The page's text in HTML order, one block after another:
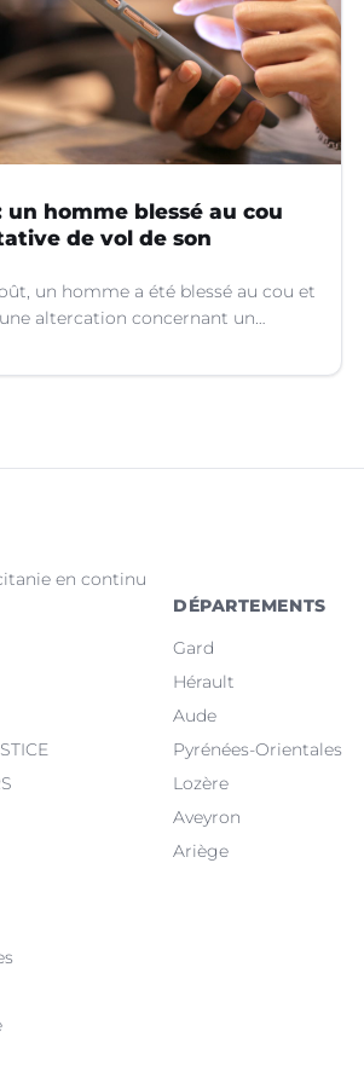
homme blessé au cou
de vol de son
un homme a été blessé au cou et
altercation concernant un
à Montpellier (Hérault).
en continu
DÉPARTEMENTS
Gard
Hérault
Aude
Pyrénées-Orientales
Lozère
Aveyron
Ariège